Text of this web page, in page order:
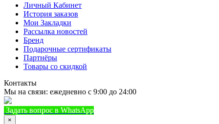
Личный Кабинет
История заказов
Мои Закладки
Рассылка новостей
Бренд
Подарочные сертификаты
Партнёры
Товары со скидкой
Контакты
Мы на связи: ежедневно с 9:00 до 24:00
Задать вопрос в WhatsApp
×